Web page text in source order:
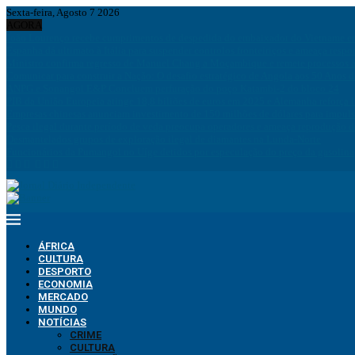
Sexta-feira, Agosto 7 2026
ÁFRICA
CULTURA
DESPORTO
ECONOMIA
MERCADO
MUNDO
NOTÍCIAS
CRIME
CULTURA